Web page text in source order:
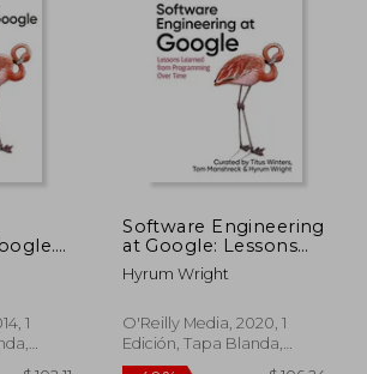
de la Apache Software
y ha sido profesor visitante en
Universidad Carnegie Mellon. Su
combina la práctica industrial
la investigación académica,
en la sostenibilidad y
del software a gran escala.​
largo
1
Software Engineering
at Google: Lessons
Learned From
Programming Over
Hyrum Wright
O'Reilly Media, 2020, 1
Edición, Tapa Blanda,
Nuevo